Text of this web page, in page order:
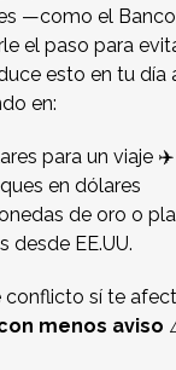
—como el Banco
el paso para
esto en tu día
en:
para un viaje ✈️
en dólares
de oro o
desde EE.UU.
conflicto sí te
menos aviso